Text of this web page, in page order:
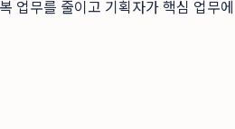
업무를 줄이고 기획자가 핵심 업무